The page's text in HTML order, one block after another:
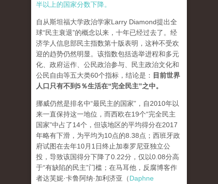
半以上的国家分数下降。
自从斯坦福大学政治学家Larry Diamond提出全
球“民主衰退”的概念以来，十年已经过去了。经
济学人信息部民主指数第十版表明，这种不受欢
迎的趋势仍然明显。该指数包括选举进程和多元
化、政府运作、公民政治参与、民主政治文化和
公民自由等五大类60个指标，结论是： 目前世界
人口只有不到5％生活在“完全民主”之中。
挪威仍然是排名中“最民主的国家”，自2010年以
来一直保持这一地位，而西欧在19个“完全民主
国家”中占了14个，但该地区的平均得分在2017
年略有下滑，为平均为10点的8.38点；西班牙政
府试图在去年10月1日终止加泰罗尼亚独立公
投，导致该国得分下降了0.22分，仅以0.08分高
于“有缺陷的民主”门槛；在马耳他，反腐博客作
者达芙妮·卡鲁阿纳·加利济亚（Daphne